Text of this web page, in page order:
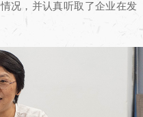
况，并认真听取了企业在发